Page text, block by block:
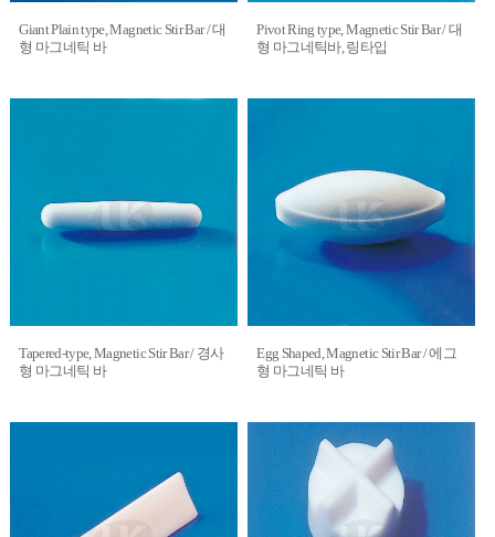
Giant Plain type, Magnetic Stir Bar / 대
형 마그네틱 바
Pivot Ring type, Magnetic Stir Bar / 대
형 마그네틱바, 링타입
Tapered-type, Magnetic Stir Bar / 경사
형 마그네틱 바
Egg Shaped, Magnetic Stir Bar / 에그
형 마그네틱 바